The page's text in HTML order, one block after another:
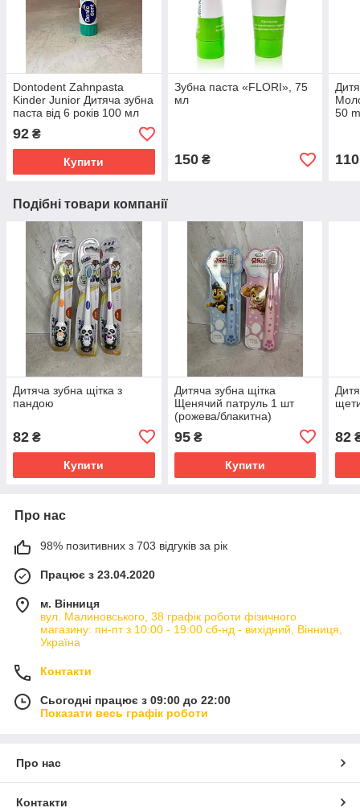
Dontodent Zahnpasta
Kinder Junior Дитяча зубна
паста від 6 років 100 мл
92 ₴
Купити
Зубна паста «FLORI», 75
мл
150₴
50
110
Подібні товари компанії
Дитяча зубна щітка з
пандою
82 ₴
Купити
Дитяча зубна щітка
Щенячий патруль 1 шт
(рожева/блакитна)
95₴
Купити
82
Про нас
98% позитивних з 703 відгуків за рік
Працює з 23.04.2020
м. Вінниця
вул. Малиновського, 38 графік роботи фізичного
магазину: пн-пт з 10:00 - 19:00 сб-нд - вихідний, Вінниця,
Україна
Контакти
Сьогодні працює з 09:00 до 22:00
Показати весь графік роботи
Про нас
Контакти